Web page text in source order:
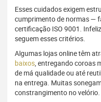
Esses cuidados exigem
cumprimento de normas —
certificação ISO 9001.
seguem esses critérios.
Algumas lojas online têm
baixos, entregando coroas
de má qualidade ou até
na entrega. Muitas
constrangimento no velório.